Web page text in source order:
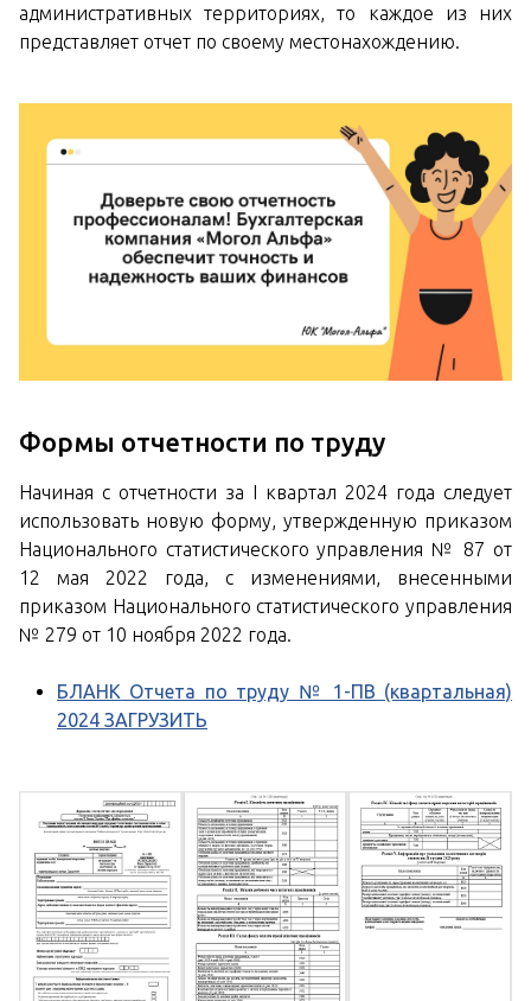
административных территориях, то каждое из них
представляет отчет по своему местонахождению.
Формы отчетности по труду
Начиная с отчетности за I квартал 2024 года следует
использовать новую форму, утвержденную приказом
Национального статистического управления № 87 от
12 мая 2022 года, с изменениями, внесенными
приказом Национального статистического управления
№ 279 от 10 ноября 2022 года.
БЛАНК Отчета по труду № 1-ПВ (квартальная)
2024 ЗАГРУЗИТЬ